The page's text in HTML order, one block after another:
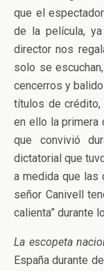
que el
de la película,
director nos
solo se
cencerros y
títulos de crédito,
en ello la primera
que convivió
dictatorial que
a medida que las
señor Canivell
calienta” durante
La escopeta
España durante